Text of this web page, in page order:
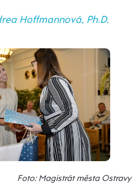
Hoffmannová, Ph.D.
Foto: Magistrát města Ostravy